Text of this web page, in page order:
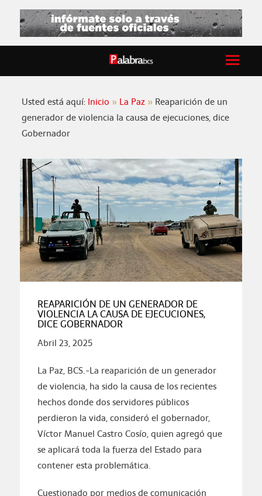
Usted está aquí: Inicio La Paz
Reaparición de un
generador de violencia la causa de ejecuciones, dice
Gobernador
REAPARICIÓN DE UN GENERADOR DE
VIOLENCIA LA CAUSA DE EJECUCIONES,
DICE GOBERNADOR
Abril 23, 2025
La Paz, BCS.-La reaparición de un generador
de violencia, ha sido la causa de los recientes
hechos donde dos servidores públicos
perdieron la vida, consideró el gobernador,
Víctor Manuel Castro Cosío, quien agregó que
se aplicará toda la fuerza del Estado para
contener esta problemática.
Cuestionado por medios de comunicación